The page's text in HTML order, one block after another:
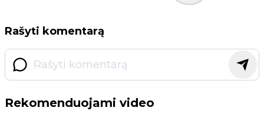
Rašyti komentarą
Rekomenduojami video